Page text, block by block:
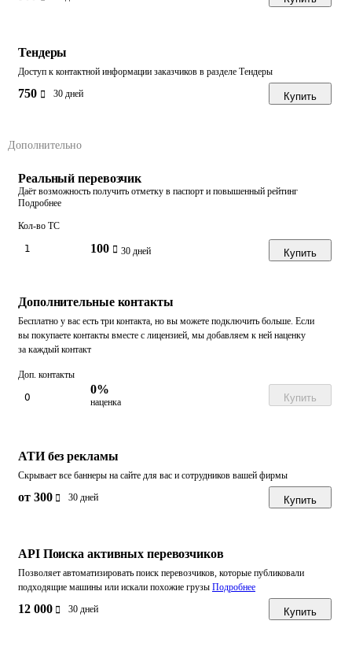
Тендеры
Доступ к контактной информации заказчиков в разделе Тендеры
750 30 дней Купить
Дополнительно
Реальный перевозчик
Даёт возможность получить отметку в паспорт и повышенный рейтинг
Подробнее
Кол-во ТС
100 30 дней Купить
Дополнительные контакты
Бесплатно у вас есть три контакта, но вы можете подключить больше. Если
вы покупаете контакты вместе с лицензией, мы добавляем к ней наценку
за каждый контакт
Доп. контакты
0%
наценка Купить
АТИ без рекламы
Скрывает все баннеры на сайте для вас и сотрудников вашей фирмы
от 300 30 дней Купить
API Поиска активных перевозчиков
Позволяет автоматизировать поиск перевозчиков, которые публиковали
подходящие машины или искали похожие грузы Подробнее
12 000 30 дней Купить